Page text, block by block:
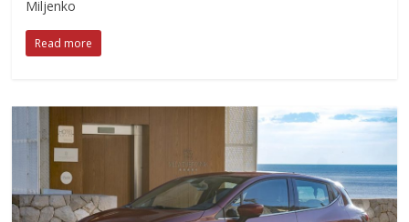
Miljenko
Read more